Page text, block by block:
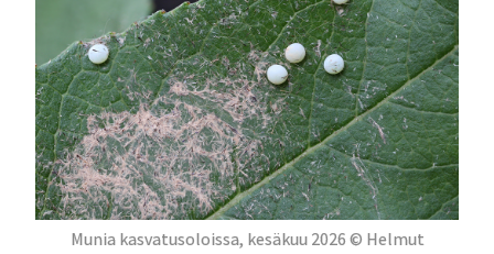
Munia kasvatusoloissa, kesäkuu 2026 © Helmut